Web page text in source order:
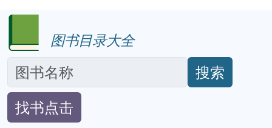
图书目录大全
搜索
找书点击